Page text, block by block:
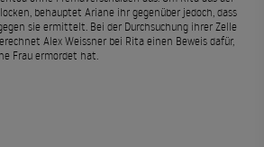
behauptet Ariane ihr gegenüber jedoch, dass
sie ermittelt. Bei der Durchsuchung ihrer Zelle
Alex Weissner bei Rita einen Beweis dafür,
Frau ermordet hat.